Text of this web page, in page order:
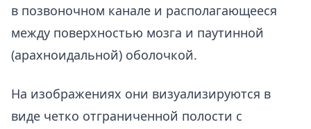
в позвоночном канале и располагающееся
между поверхностью мозга и паутинной
(арахноидальной) оболочкой.
На изображениях они визуализируются в
виде четко отграниченной полости с